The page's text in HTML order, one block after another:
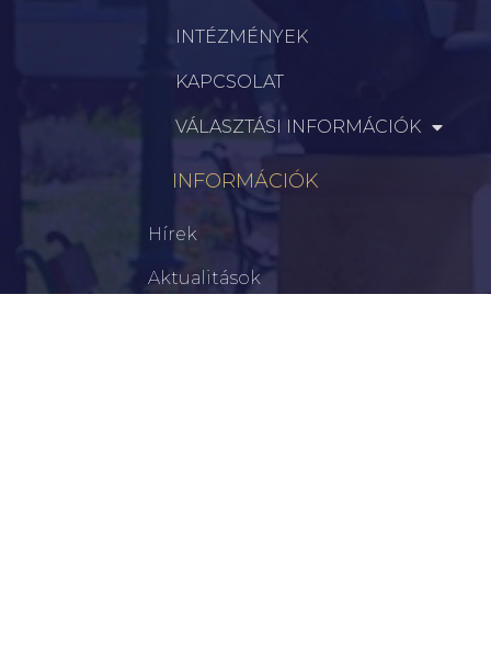
INTÉZMÉNYEK
KAPCSOLAT
VÁLASZTÁSI INFORMÁCIÓK
INFORMÁCIÓK
Hírek
Aktualitások